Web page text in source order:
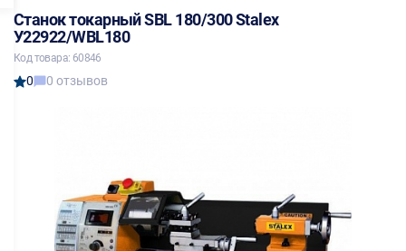
Станок токарный SBL 180/300 Stalex
У22922/WBL180
Код товара: 60846
0 0 отзывов